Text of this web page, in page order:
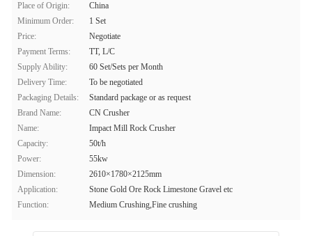
Place of Origin:
China
Minimum Order:
1 Set
Price:
Negotiate
Payment Terms:
TT, L/C
Supply Ability:
60 Set/Sets per Month
Delivery Time:
To be negotiated
Packaging Details:
Standard package or as request
Brand Name:
CN Crusher
Name:
Impact Mill Rock Crusher
Capacity:
50t/h
Power:
55kw
Dimension:
2610×1780×2125mm
Application:
Stone Gold Ore Rock Limestone Gravel etc
Function:
Medium Crushing,Fine crushing